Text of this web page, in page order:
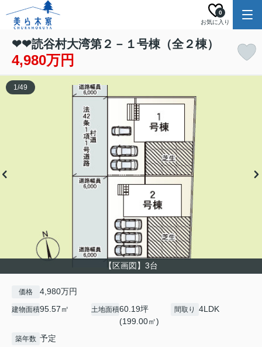
お気に入り
0
❤❤読谷村大湾第２－１号棟（全２棟）
4,980万円
【区画図】3台
1/49
価格 4,980万円
建物面積95.57㎡ 土地面積60.19坪
(199.00㎡)
間取り 4LDK
築年数 予定